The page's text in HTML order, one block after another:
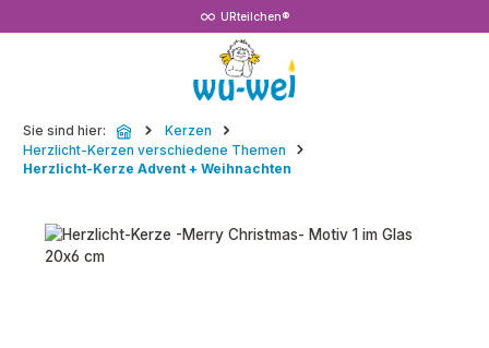
URteilchen®
Sie sind hier:
Kerzen
Herzlicht-Kerzen verschiedene Themen
Herzlicht-Kerze Advent + Weihnachten
Bildergalerie überspringen